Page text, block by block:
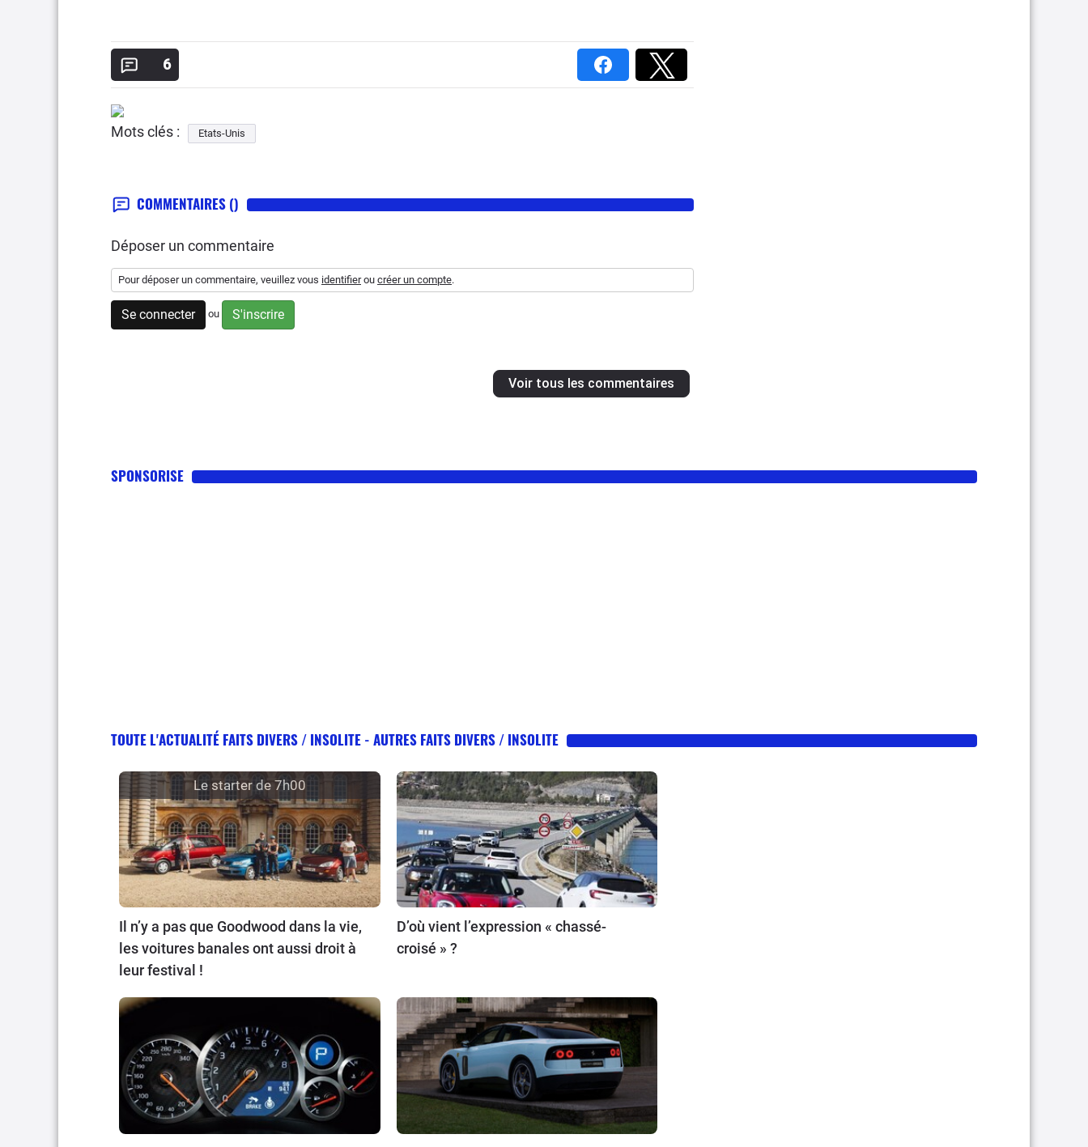
6
Mots clés : Etats-Unis
COMMENTAIRES ()
Déposer un commentaire
Pour déposer un commentaire, veuillez vous identifierou créer un compte.
Se connecter ou S'inscrire
Voir tous les commentaires
SPONSORISE
TOUTE L'ACTUALITÉ FAITS DIVERS / INSOLITE - AUTRES FAITS DIVERS / INSOLITE
Le starter de 7h00
Il n’y a pas que Goodwood dans la vie,
les voitures banales ont aussi droit à
leur festival !
D’où vient l’expression « chassé-
croisé » ?